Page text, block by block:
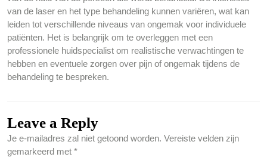
van de laser en het type behandeling kunnen variëren, wat kan
leiden tot verschillende niveaus van ongemak voor individuele
patiënten. Het is belangrijk om te overleggen met een
professionele huidspecialist om realistische verwachtingen te
hebben en eventuele zorgen over pijn of ongemak tijdens de
behandeling te bespreken.
Leave a Reply
Je e-mailadres zal niet getoond worden. Vereiste velden zijn
gemarkeerd met *